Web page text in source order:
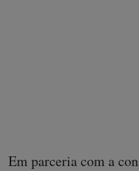
Em parceria com a